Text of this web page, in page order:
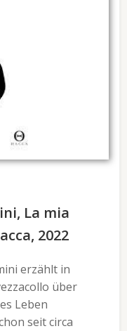
La mia
2022
erzählt in
über
Leben
seit circa